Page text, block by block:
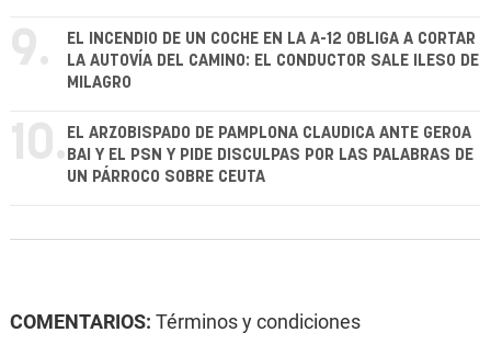
9.
EL INCENDIO DE UN COCHE EN LA A-12 OBLIGA A CORTAR
LA AUTOVÍA DEL CAMINO: EL CONDUCTOR SALE ILESO DE
MILAGRO
10. EL ARZOBISPADO DE PAMPLONA CLAUDICA ANTE GEROA
BAI Y EL PSN Y PIDE DISCULPAS POR LAS PALABRAS DE
UN PÁRROCO SOBRE CEUTA
COMENTARIOS: Términos y condiciones